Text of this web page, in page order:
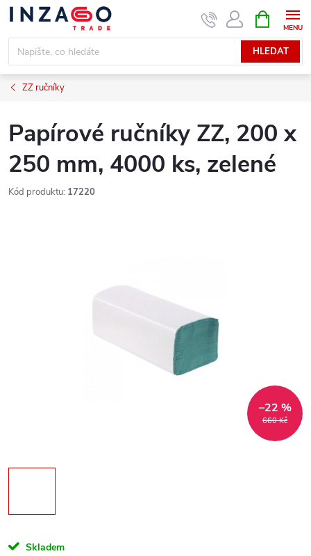
Přejít
obsah
HLEDAT
NÁKUPNÍ
KOŠÍK
ZZ ručníky
Papírové ručníky ZZ, 200 x
250 mm, 4000 ks, zelené
Kód produktu: 17220
660 Kč
–22 %
Skladem